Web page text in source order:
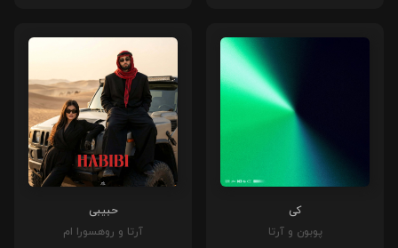
کی
پوبون و آرتا
حبیبی
آرتا و روهسورا ام